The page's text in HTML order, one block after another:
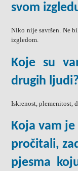
svom
Niko nije savršen. Ne
izgledom.
Koje su
drugih ljudi?
Iskrenost, plemenitost,
Koja vam
pročitali,
pjesma